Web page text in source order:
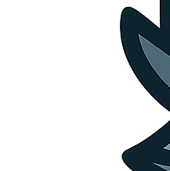
Edge.be NV, met
2060 Antwerpen aan de
Ondernemingsnummer
verantwoordelijke voor
vragen en/of opmerkingen
hierboven vermelde